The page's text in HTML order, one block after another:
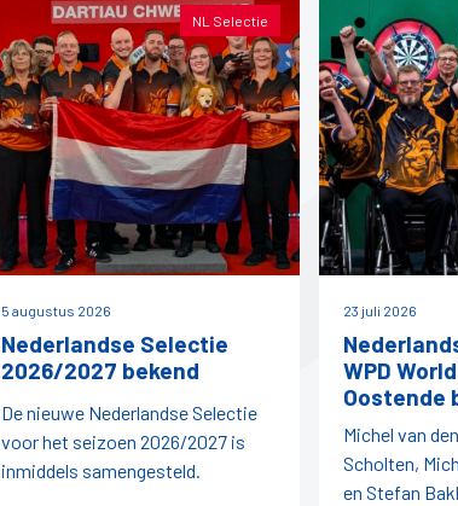
NL Selectie
5 augustus 2026
Nederlandse Selectie
2026/2027 bekend
De nieuwe Nederlandse Selectie
voor het seizoen 2026/2027 is
inmiddels samengesteld.
23 juli 2026
WPD
Oostende
Michel van
Scholten,
en Stefan